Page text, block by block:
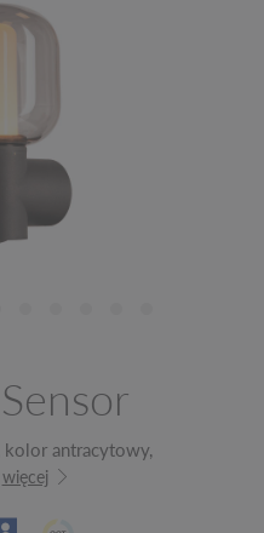
kolor antracytowy,
więcej